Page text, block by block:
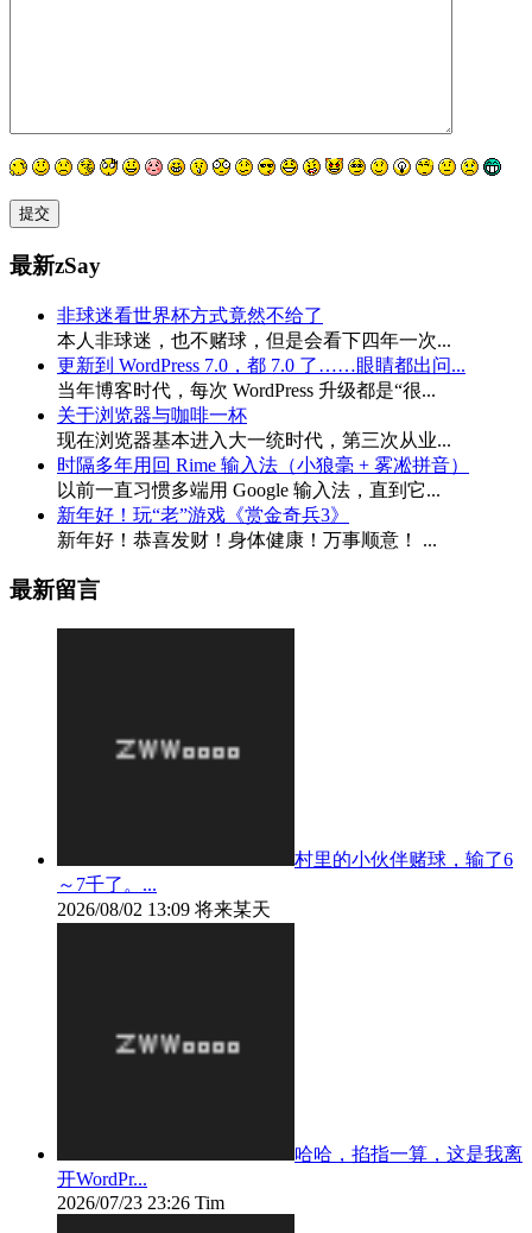
最新zSay
非球迷看世界杯方式竟然不给了
本人非球迷，也不赌球，但是会看下四年一次...
更新到 WordPress 7.0，都 7.0 了……眼睛都出问...
当年博客时代，每次 WordPress 升级都是“很...
关于浏览器与咖啡一杯
现在浏览器基本进入大一统时代，第三次从业...
时隔多年用回 Rime 输入法（小狼毫 + 雾凇拼音）
以前一直习惯多端用 Google 输入法，直到它...
新年好！玩“老”游戏《赏金奇兵3》
新年好！恭喜发财！身体健康！万事顺意！ ...
最新留言
村里的小伙伴赌球，输了6
～7千了。...
2026/08/02 13:09 将来某天
哈哈，掐指一算，这是我离
开WordPr...
2026/07/23 23:26 Tim